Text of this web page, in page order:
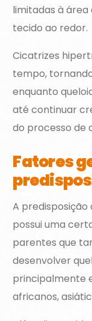
limitadas à área
tecido ao redor.
Cicatrizes
tempo,
enquanto
até continuar
do processo de
Fatores
A predisposição
possui uma
parentes que
desenvolver
principalmente
africanos,